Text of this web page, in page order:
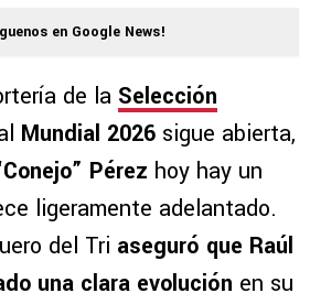
en Google News!
de la Selección
Mundial 2026 sigue abierta,
Pérez hoy hay un
ligeramente adelantado.
del Tri aseguró que Raúl
una clara evolución en su